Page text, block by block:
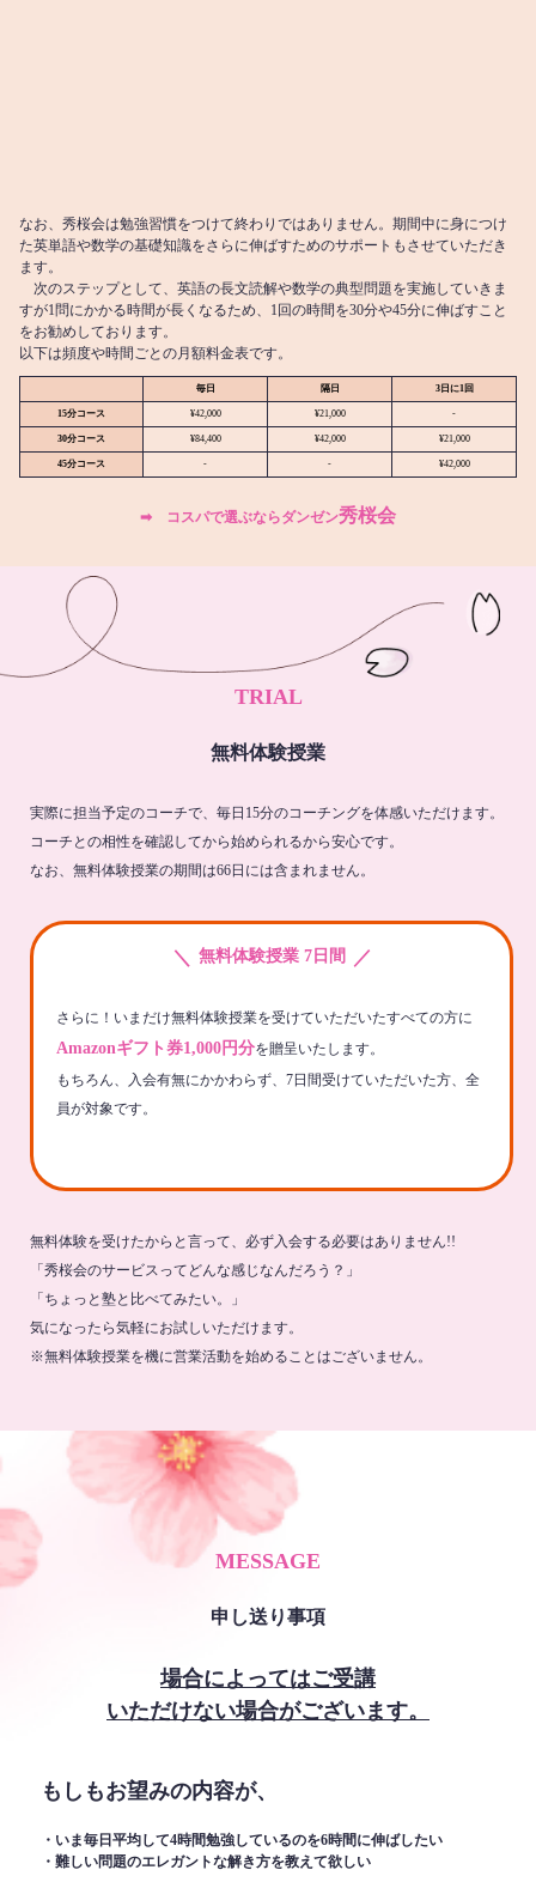
なお、秀桜会は勉強習慣をつけて終わりではありません。期間中に身につけ
た英単語や数学の基礎知識をさらに伸ばすためのサポートもさせていただき
ます。
次のステップとして、英語の長文読解や数学の典型問題を実施していきま
すが1問にかかる時間が長くなるため、1回の時間を30分や45分に伸ばすこと
をお勧めしております。
以下は頻度や時間ごとの月額料金表です。
毎日 隔日 3日に1回
15分コース ¥42,000 ¥21,000 -
30分コース ¥84,400 ¥42,000 ¥21,000
45分コース - - ¥42,000
➡︎ コスパで選ぶならダンゼン秀桜会
TRIAL
無料体験授業
実際に担当予定のコーチで、毎日15分のコーチングを体感いただけます。
コーチとの相性を確認してから始められるから安心です。
なお、無料体験授業の期間は66日には含まれません。
＼ 無料体験授業 7日間 ／
さらに！いまだけ無料体験授業を受けていただいたすべての方に
Amazonギフト券1,000円分を贈呈いたします。
もちろん、入会有無にかかわらず、7日間受けていただいた方、全
員が対象です。
無料体験を受けたからと言って、必ず入会する必要はありません!!
「秀桜会のサービスってどんな感じなんだろう？」
「ちょっと塾と比べてみたい。」
気になったら気軽にお試しいただけます。
※無料体験授業を機に営業活動を始めることはございません。
MESSAGE
申し送り事項
場合によってはご受講
いただけない場合がございます。
もしもお望みの内容が、
・いま毎日平均して4時間勉強しているのを6時間に伸ばしたい
・難しい問題のエレガントな解き方を教えて欲しい